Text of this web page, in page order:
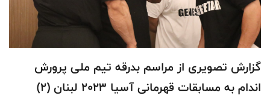
گزارش تصویری از مراسم بدرقه تیم ملی پرورش
اندام به مسابقات قهرمانی آسیا 2023 لبنان (۲)